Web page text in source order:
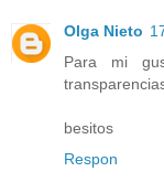
Olga Nieto
Para mi
besitos
Respon